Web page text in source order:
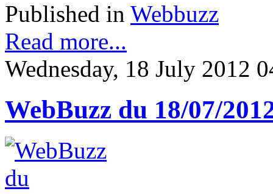
Published in Webbuzz
Read more...
Wednesday, 18 July 2012
WebBuzz du 18/07/